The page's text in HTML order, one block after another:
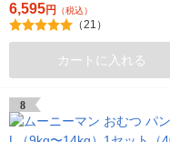
王
6,595円 （税込）
（21）
カートに入れる
8